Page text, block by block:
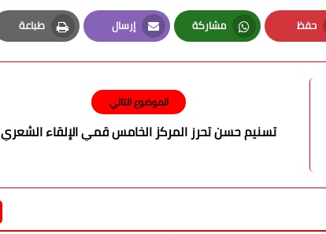
حفظ
Pinterest
مشاركة
Whatsapp
إرسال
Email
طباعة
Print
الموضوع التالي
تسنيم حسن تحرز المركز الخامس قمي الإلقاء الشعري